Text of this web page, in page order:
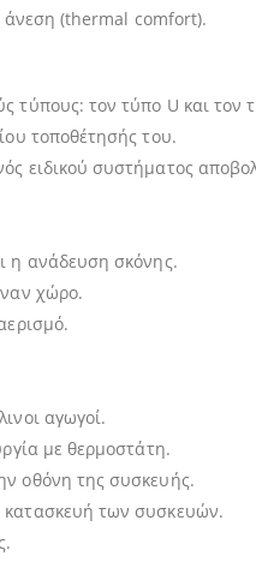
άνεση (thermal comfort).
τύπους: τον τύπο U και τον
τοποθέτησής του.
ειδικού συστήματος
η ανάδευση σκόνης.
χώρο.
αγωγοί.
με θερμοστάτη.
οθόνη της συσκευής.
κατασκευή των συσκευών.